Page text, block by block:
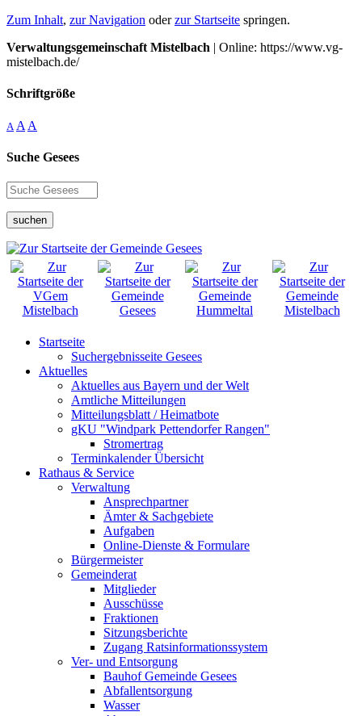
Zum Inhalt, zur Navigation oderzur Startseite springen.
Verwaltungsgemeinschaft Mistelbach | Online: https://www.vg-
mistelbach.de/
Schriftgröße
A A A
Suche Gesees
suchen
Startseite
Suchergebnisseite Gesees
Aktuelles
Aktuelles aus Bayern und der Welt
Amtliche Mitteilungen
Mitteilungsblatt / Heimatbote
gKU "Windpark Pettendorfer Rangen"
Stromertrag
Terminkalender Übersicht
Rathaus & Service
Verwaltung
Ansprechpartner
Ämter & Sachgebiete
Aufgaben
Online-Dienste & Formulare
Bürgermeister
Gemeinderat
Mitglieder
Ausschüsse
Fraktionen
Sitzungsberichte
Zugang Ratsinformationssystem
Ver- und Entsorgung
Bauhof Gemeinde Gesees
Abfallentsorgung
Wasser